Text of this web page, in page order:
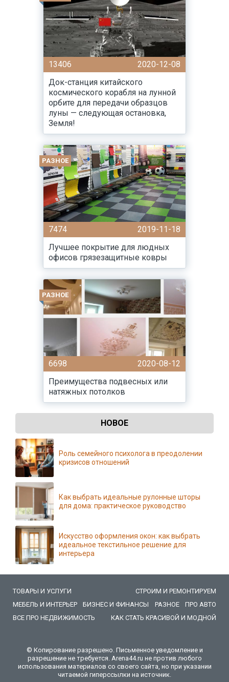
13406
2020-12-08
Док-станция китайского
космического корабля на лунной
орбите для передачи образцов
луны — следующая остановка,
Земля!
РАЗНОЕ
7474
2019-11-18
Лучшее покрытие для людных
офисов грязезащитные ковры
РАЗНОЕ
6698
2020-08-12
Преимущества подвесных или
натяжных потолков
НОВОЕ
Роль семейного психолога в преодолении
кризисов отношений
Как выбрать идеальные рулонные шторы
для дома: практическое руководство
Искусство оформления окон: как выбрать
идеальное текстильное решение для
интерьера
ТОВАРЫ И УСЛУГИ
СТРОИМ И РЕМОНТИРУЕМ
МЕБЕЛЬ И ИНТЕРЬЕР
БИЗНЕС И ФИНАНСЫ РАЗНОЕ
ПРО АВТО
ВСЕ ПРО НЕДВИЖИМОСТЬ
КАК СТАТЬ КРАСИВОЙ И МОДНОЙ
© Копирование разрешено. Письменное уведомление и
разрешение не требуется. Arena44.ru не против любого
использования материалов со своего сайта, но при указании
читаемой гиперссылки на источник.